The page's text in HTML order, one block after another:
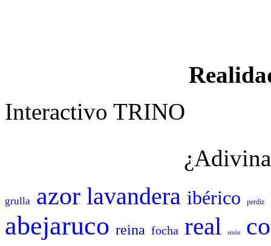
Interactivo TRINO
grulla azor lavandera ibérico perdiz
abejaruco reina focha real sisón